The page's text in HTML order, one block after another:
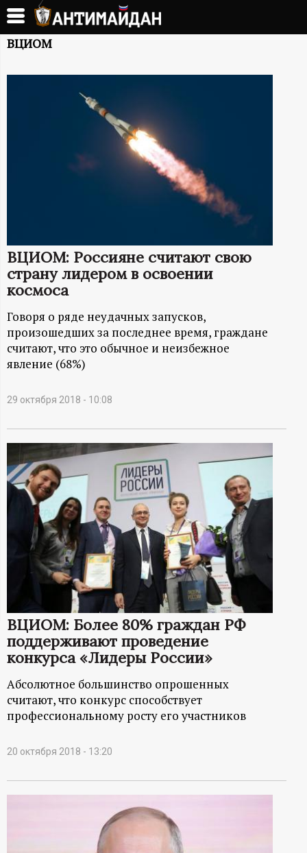
Перейти
основному
А
Н
Й
Д
А
Н
-
и
н
ф
о
ц
и
о
ы
ВЦИОМ
ВЦИОМ: Россияне считают свою
страну лидером в освоении
космоса
Говоря о ряде неудачных запусков,
произошедших за последнее время, граждане
считают, что это обычное и неизбежное
явление (68%)
29 октября 2018 - 10:08
ВЦИОМ: Более 80% граждан РФ
поддерживают проведение
конкурса «Лидеры России»
Абсолютное большинство опрошенных
считают, что конкурс способствует
профессиональному росту его участников
20 октября 2018 - 13:20